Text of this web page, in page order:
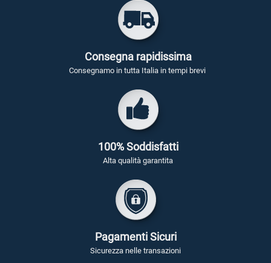
Consegna rapidissima
Consegnamo in tutta Italia in tempi brevi
100% Soddisfatti
Alta qualità garantita
Pagamenti Sicuri
Sicurezza nelle transazioni